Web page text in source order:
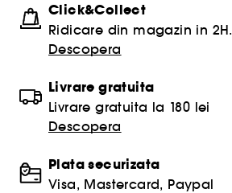
Click&Collect
Ridicare din magazin in 2H.
Descopera
Livrare gratuita
Livrare gratuita la 180 lei
Descopera
Plata securizata
Visa, Mastercard, Paypal